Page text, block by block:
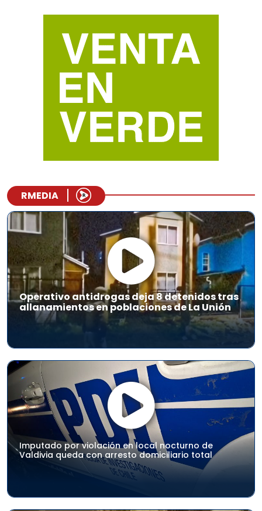
RMEDIA
Operativo antidrogas deja 8 detenidos tras
allanamientos en poblaciones de La Unión
Imputado por violación en local nocturno de
Valdivia queda con arresto domiciliario total